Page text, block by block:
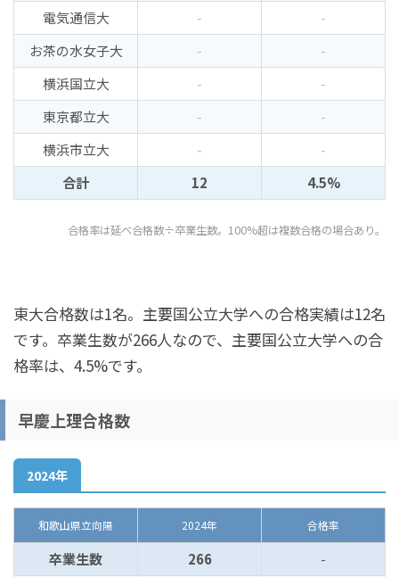
電気通信大 -
-
お茶の水女子大
-
-
横浜国立大
-
-
東京都立大
-
-
横浜市立大
-
-
合計
12 4.5%
合格率は延べ合格数÷卒業生数。100%超は複数合格の場合あり。
東大合格数は1名。主要国公立大学への合格実績は12名
です。卒業生数が266人なので、主要国公立大学への合
格率は、4.5%です。
早慶上理合格数
2024年
和歌山県立向陽 2024年 合格率
卒業生数 266
-